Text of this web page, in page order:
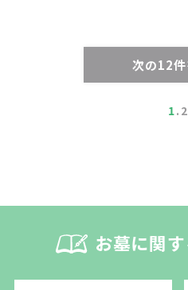
次の12件
1 2
お墓に関